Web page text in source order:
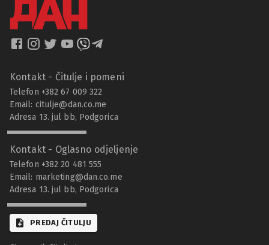
Kontakt - Čitulje i pomeni
Telefon +382 67 009 322
Email: citulje@dan.co.me
Adresa 13. jul bb, Podgorica
Kontakt - Oglasno odjeljenje
Telefon +382 20 481 555
Email: marketing@dan.co.me
Adresa 13. jul bb, Podgorica
PREDAJ ČITULJU